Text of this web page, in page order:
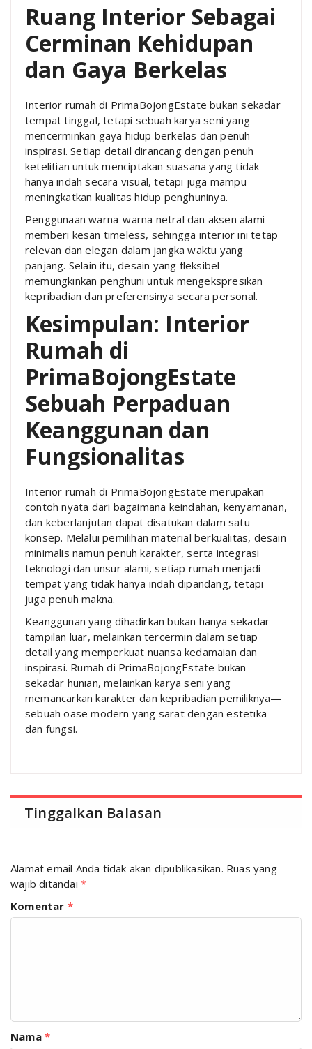
Ruang Interior Sebagai
Cerminan Kehidupan
dan Gaya Berkelas
Interior rumah di PrimaBojongEstate bukan sekadar
tempat tinggal, tetapi sebuah karya seni yang
mencerminkan gaya hidup berkelas dan penuh
inspirasi. Setiap detail dirancang dengan penuh
ketelitian untuk menciptakan suasana yang tidak
hanya indah secara visual, tetapi juga mampu
meningkatkan kualitas hidup penghuninya.
Penggunaan warna-warna netral dan aksen alami
memberi kesan timeless, sehingga interior ini tetap
relevan dan elegan dalam jangka waktu yang
panjang. Selain itu, desain yang fleksibel
memungkinkan penghuni untuk mengekspresikan
kepribadian dan preferensinya secara personal.
Kesimpulan: Interior
Rumah di
PrimaBojongEstate
Sebuah Perpaduan
Keanggunan dan
Fungsionalitas
Interior rumah di PrimaBojongEstate merupakan
contoh nyata dari bagaimana keindahan, kenyamanan,
dan keberlanjutan dapat disatukan dalam satu
konsep. Melalui pemilihan material berkualitas, desain
minimalis namun penuh karakter, serta integrasi
teknologi dan unsur alami, setiap rumah menjadi
tempat yang tidak hanya indah dipandang, tetapi
juga penuh makna.
Keanggunan yang dihadirkan bukan hanya sekadar
tampilan luar, melainkan tercermin dalam setiap
detail yang memperkuat nuansa kedamaian dan
inspirasi. Rumah di PrimaBojongEstate bukan
sekadar hunian, melainkan karya seni yang
memancarkan karakter dan kepribadian pemiliknya—
sebuah oase modern yang sarat dengan estetika
dan fungsi.
Tinggalkan Balasan
Alamat email Anda tidak akan dipublikasikan. Ruas yang
wajib ditandai *
Komentar *
Nama *